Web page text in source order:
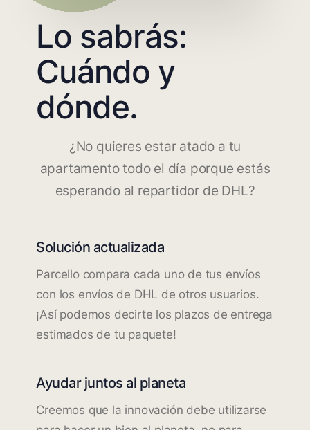
Lo sabrás:
Cuándo y
dónde.
¿No quieres estar atado a tu
apartamento todo el día porque estás
esperando al repartidor de DHL?
Solución actualizada
Parcello compara cada uno de tus envíos
con los envíos de DHL de otros usuarios.
¡Así podemos decirte los plazos de entrega
estimados de tu paquete!
Ayudar juntos al planeta
Creemos que la innovación debe utilizarse